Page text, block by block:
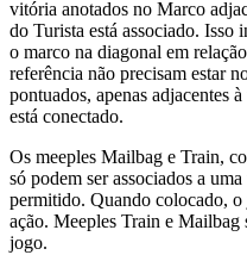
vitória anotados no Marco
do Turista está associado. Isso
o marco na diagonal em
referência não precisam estar
pontuados, apenas adjacentes
está conectado.
Os meeples Mailbag e Train,
só podem ser associados a
permitido. Quando colocado,
ação. Meeples Train e Mailbag
jogo.